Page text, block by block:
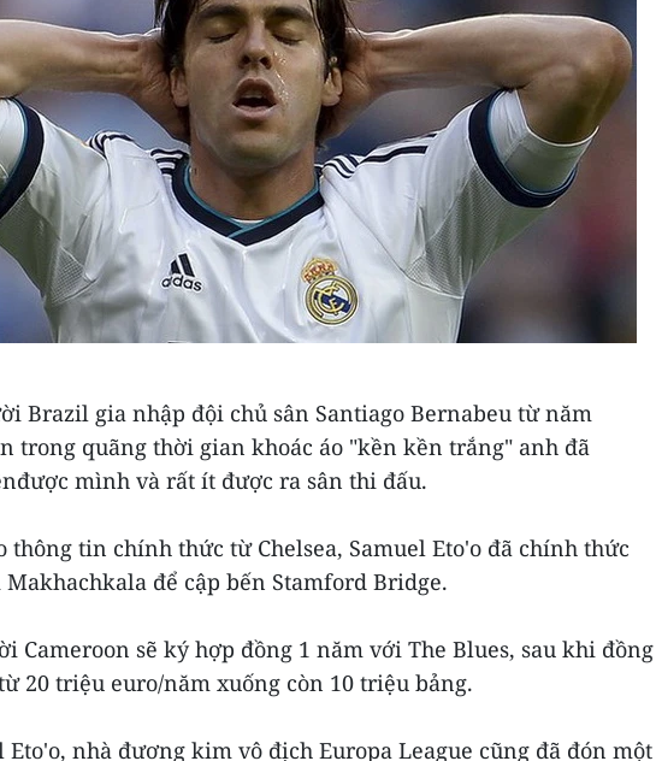
Brazil gia nhập đội chủ sân Santiago Bernabeu từ năm
trong quãng thời gian khoác áo "kền kền trắng" anh đã
mình và rất ít được ra sân thi đấu.
thông tin chính thức từ Chelsea, Samuel Eto'o đã chính thức
để cập bến Stamford Bridge.
Cameroon sẽ ký hợp đồng 1 năm với The Blues, sau khi đồng
20 triệu euro/năm xuống còn 10 triệu bảng.
Eto'o, nhà đương kim vô địch Europa League cũng đã đón một